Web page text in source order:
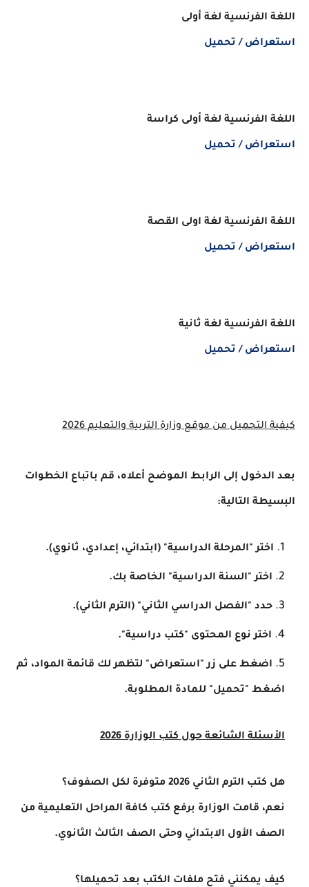
اللغة الفرنسية لغة أولى
استعراض / تحميل
اللغة الفرنسية لغة أولى كراسة
استعراض / تحميل
اللغة الفرنسية لغة اولى القصة
استعراض / تحميل
اللغة الفرنسية لغة ثانية
استعراض / تحميل
كيفية التحميل من موقع وزارة التربية والتعليم 2026
بعد الدخول إلى الرابط الموضح أعلاه، قم باتباع الخطوات
البسيطة التالية:
اختر "المرحلة الدراسية" (ابتدائي، إعدادي، ثانوي).
اختر "السنة الدراسية" الخاصة بك.
حدد "الفصل الدراسي الثاني" (الترم الثاني).
اختر نوع المحتوى "كتب دراسية".
اضغط على زر "استعراض" لتظهر لك قائمة المواد، ثم
اضغط "تحميل" للمادة المطلوبة.
الأسئلة الشائعة حول كتب الوزارة 2026
هل كتب الترم الثاني 2026 متوفرة لكل الصفوف؟
نعم، قامت الوزارة برفع كتب كافة المراحل التعليمية من
الصف الأول الابتدائي وحتى الصف الثالث الثانوي.
كيف يمكنني فتح ملفات الكتب بعد تحميلها؟